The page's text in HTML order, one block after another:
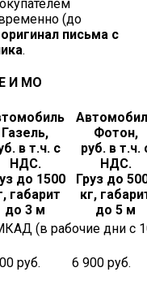
(до
оригинал письма с
.
И МО
Газель,
в т.ч. с
НДС.
до 1500
габарит
до 3 м
Фотон,
руб. в т.ч.
НДС.
Груз до
кг,
до 5 м
(в рабочие дни с
руб. 6 900 руб.